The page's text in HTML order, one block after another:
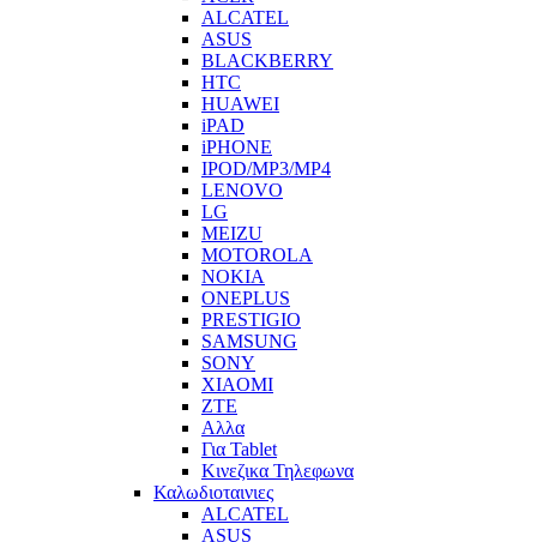
ALCATEL
ASUS
BLACKBERRY
HTC
HUAWEI
iPAD
iPHONE
IPOD/MP3/MP4
LENOVO
LG
MEIZU
MOTOROLA
NOKIA
ONEPLUS
PRESTIGIO
SAMSUNG
SONY
XIAOMI
ZTE
Αλλα
Για Tablet
Κινεζικα Τηλεφωνα
Καλωδιοταινιες
ALCATEL
ASUS